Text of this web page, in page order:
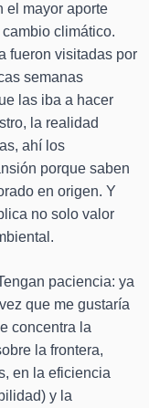
el mayor aporte
climático.
fueron visitadas por
semanas
las iba a hacer
la realidad
ahí los
porque saben
en origen. Y
no solo valor
paciencia: ya
que me gustaría
concentra la
la frontera,
en la eficiencia
y la